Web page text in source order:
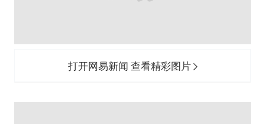
打开网易新闻 查看精彩图片